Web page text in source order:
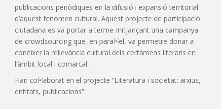
publicacions periòdiques en la difusió i expansió territorial
d’aquest fenomen cultural. Aquest projecte de participació
ciutadana es va portar a terme mitjançant una campanya
de crowdsourcing que, en paral•lel, va permetre donar a
conèixer la rellevància cultural dels certàmens literaris en
l’àmbit local i comarcal.
Han col•laborat en el projecte “Literatura i societat: arxius,
entitats, publicacions”: